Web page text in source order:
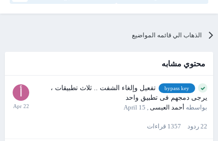
الذهاب الي قائمه المواضيع
محتوي مشابه
bypass key
تفعيل وإلغاء الشفت .. ثلاث تطبيقات ،
يرجى دمجهم فى تطبيق واحد
بواسطه أحمد العيسى ,
April 15
22 ردود 1357 قراءات